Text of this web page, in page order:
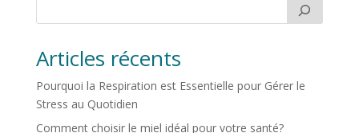
Articles récents
Pourquoi la Respiration est Essentielle pour Gérer le
Stress au Quotidien
Comment choisir le miel idéal pour votre santé?